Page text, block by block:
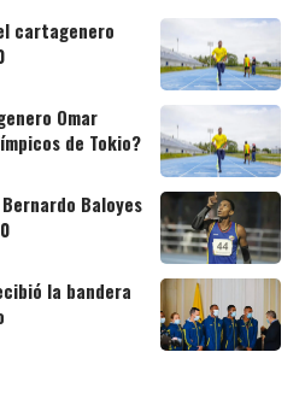
cartagenero
Omar
de Tokio?
Baloyes
la bandera